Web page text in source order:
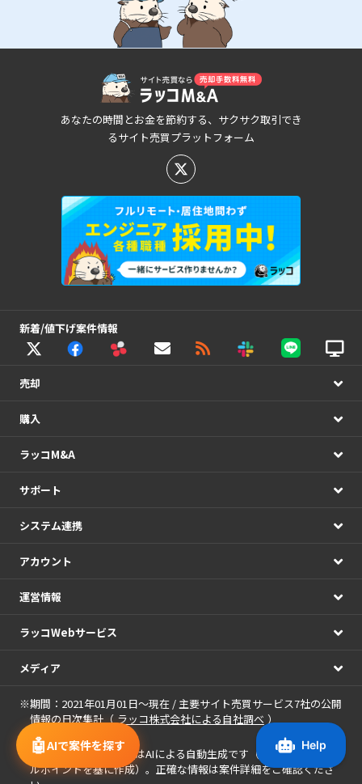
🤖AIで案件を探す
あなたの時間とお金を節約する、サクサク取引でき
るサイト売買プラットフォーム
新着/値下げ案件情報
売却
購入
ラッコM&A
サポート
システム連携
アカウント
運営情報
ラッコWebサービス
メディア
※期間：2021年01月01日～現在 / 主要サイト売買サービス7社の公開
情報の日次集計（ ラッコ株式会社による自社調べ ）
※ 案件に表示される画像 はAIによる自動生成です（案件名・アピー
ルポイントを基に作成）。正確な情報は案件詳細をご確認くださ